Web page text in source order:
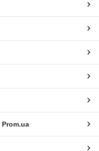
Prom.ua